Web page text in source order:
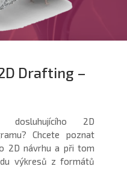
Drafting –
dosluhujícího 2D
Chcete poznat
2D návrhu a při tom
výkresů z formátů